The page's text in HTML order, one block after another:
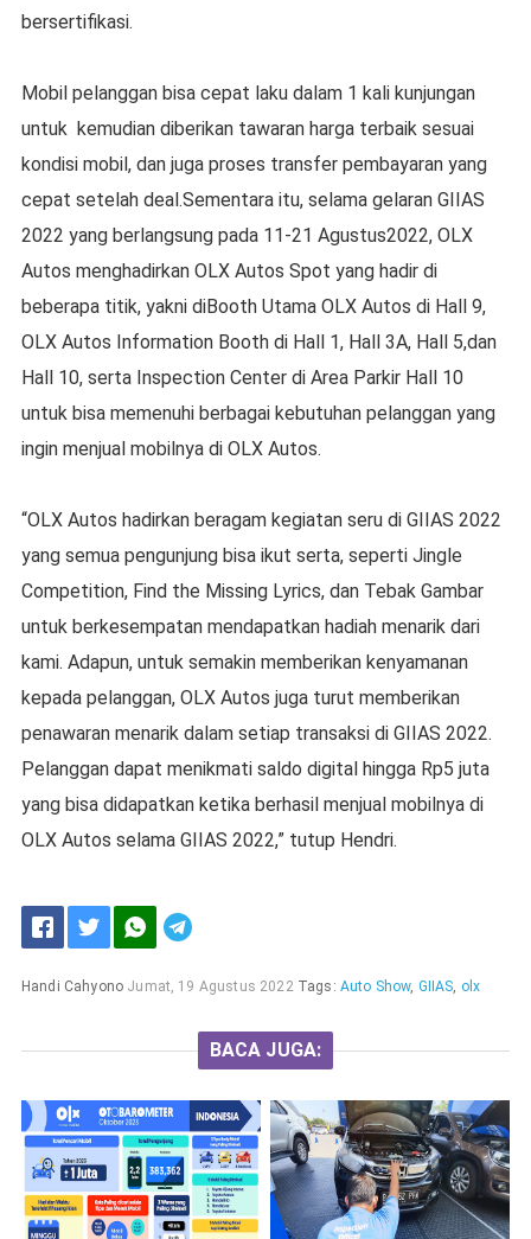
bersertifikasi.
Mobil pelanggan bisa cepat laku dalam 1 kali kunjungan
untuk kemudian diberikan tawaran harga terbaik sesuai
kondisi mobil, dan juga proses transfer pembayaran yang
cepat setelah deal.Sementara itu, selama gelaran GIIAS
2022 yang berlangsung pada 11-21 Agustus2022, OLX
Autos menghadirkan OLX Autos Spot yang hadir di
beberapa titik, yakni diBooth Utama OLX Autos di Hall 9,
OLX Autos Information Booth di Hall 1, Hall 3A, Hall 5,dan
Hall 10, serta Inspection Center di Area Parkir Hall 10
untuk bisa memenuhi berbagai kebutuhan pelanggan yang
ingin menjual mobilnya di OLX Autos.
“OLX Autos hadirkan beragam kegiatan seru di GIIAS 2022
yang semua pengunjung bisa ikut serta, seperti Jingle
Competition, Find the Missing Lyrics, dan Tebak Gambar
untuk berkesempatan mendapatkan hadiah menarik dari
kami. Adapun, untuk semakin memberikan kenyamanan
kepada pelanggan, OLX Autos juga turut memberikan
penawaran menarik dalam setiap transaksi di GIIAS 2022.
Pelanggan dapat menikmati saldo digital hingga Rp5 juta
yang bisa didapatkan ketika berhasil menjual mobilnya di
OLX Autos selama GIIAS 2022,” tutup Hendri.
Handi Cahyono Jumat, 19 Agustus 2022 Tags: Auto Show, GIIAS, olx
BACA JUGA: